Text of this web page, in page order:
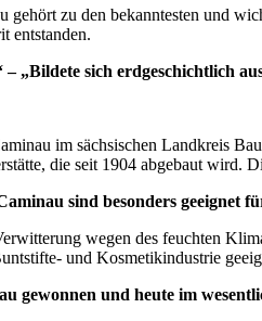
gehört zu den bekanntesten und
entstanden.
– „Bildete sich erdgeschichtlich
im sächsischen Landkreis
die seit 1904 abgebaut wird.
sind besonders
wegen des feuchten
und Kosmetikindustrie
gewonnen und heute im